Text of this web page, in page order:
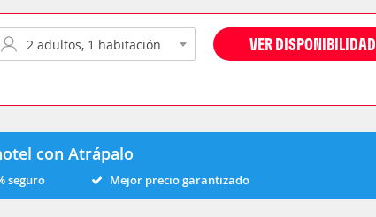
VER DISPONIBILIDAD
con Atrápalo
seguro Mejor precio garantizado